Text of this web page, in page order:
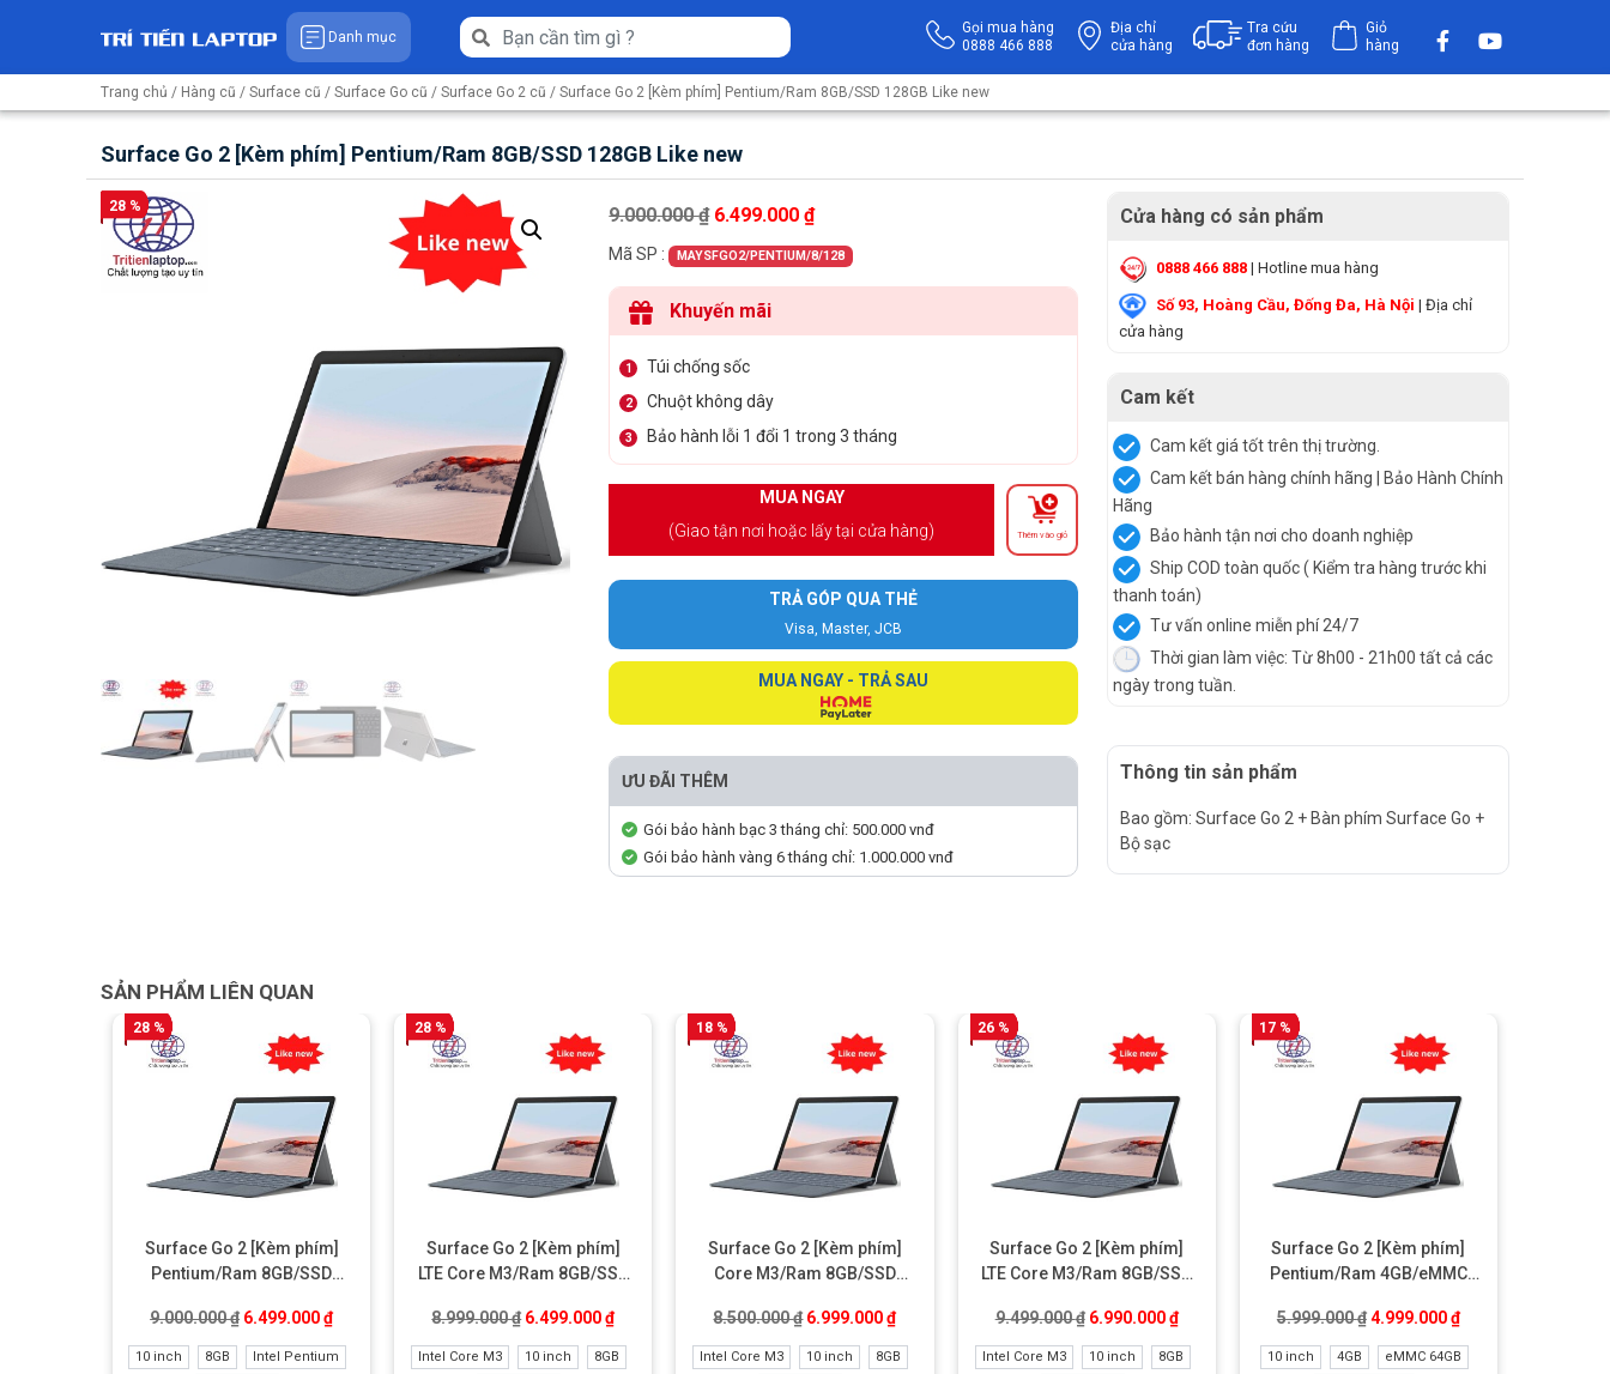
Danh mục
Gọi mua hàng
0888 466 888
Địa chỉ
cửa hàng
Tra cứu
đơn hàng
Giỏ
hàng
Trang chủ / Hàng cũ / Surface cũ / Surface Go cũ / Surface Go 2 cũ / Surface Go 2 [Kèm phím] Pentium/Ram 8GB/SSD 128GB Like new
Surface Go 2 [Kèm phím] Pentium/Ram 8GB/SSD 128GB Like new
28 % 9.000.000₫ Giá gốc là: 9.000.000 ₫.
6.499.000₫Giá hiện tại là: 6.499.000 ₫.
Mã SP : MAYSFGO2/PENTIUM/8/128
Khuyến mãi
1 Túi chống sốc
2 Chuột không dây
3 Bảo hành lỗi 1 đổi 1 trong 3 tháng
MUA NGAY
(Giao tận nơi hoặc lấy tại cửa hàng)
Thêm vào giỏ
TRẢ GÓP QUA THẺ
Visa, Master, JCB
MUA NGAY - TRẢ SAU
ƯU ĐÃI THÊM
Gói bảo hành bạc 3 tháng chỉ: 500.000 vnđ
Gói bảo hành vàng 6 tháng chỉ: 1.000.000 vnđ
Cửa hàng có sản phẩm
0888 466 888 | Hotline mua hàng
Số 93, Hoàng Cầu, Đống Đa, Hà Nội | Địa chỉ
cửa hàng
Cam kết
Cam kết giá tốt trên thị trường.
Cam kết bán hàng chính hãng | Bảo Hành Chính
Hãng
Bảo hành tận nơi cho doanh nghiệp
Ship COD toàn quốc ( Kiểm tra hàng trước khi
thanh toán)
Tư vấn online miễn phí 24/7
Thời gian làm việc: Từ 8h00 - 21h00 tất cả các
ngày trong tuần.
Thông tin sản phẩm
Bao gồm: Surface Go 2 + Bàn phím Surface Go +
Bộ sạc
SẢN PHẨM LIÊN QUAN
28 %
Surface Go 2 [Kèm phím]
Pentium/Ram 8GB/SSD
9.000.000₫ Giá gốc là: 9.000.000 ₫.
6.499.000₫Giá hiện tại là: 6.499.000 ₫.
10 inch 8GB
Intel Pentium
28 %
Surface Go 2 [Kèm phím]
LTE Core M3/Ram 8GB/SSD
8.999.000₫ Giá gốc là: 8.999.000 ₫.
6.499.000₫Giá hiện tại là: 6.499.000 ₫.
Intel Core M3 10 inch
8GB
18 %
Surface Go 2 [Kèm phím]
Core M3/Ram 8GB/SSD
8.500.000₫ Giá gốc là: 8.500.000 ₫.
6.999.000₫Giá hiện tại là: 6.999.000 ₫.
Intel Core M3 10 inch
8GB
26 %
Surface Go 2 [Kèm phím]
LTE Core M3/Ram 8GB/SSD
9.499.000₫ Giá gốc là: 9.499.000 ₫.
6.990.000₫Giá hiện tại là: 6.990.000 ₫.
Intel Core M3 10 inch
8GB
17 %
Surface Go 2 [Kèm phím]
Pentium/Ram 4GB/eMMC
5.999.000₫Giá gốc là: 5.999.000 ₫.
4.999.000₫Giá hiện tại là:
10 inch 4GB
eMMC 64GB